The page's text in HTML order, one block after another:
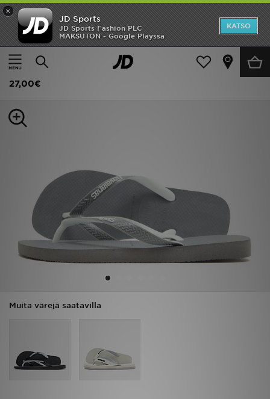
×
JD Sports
JD Sports Fashion PLC
MAKSUTON - Google Playssä
KATSO
Etusivu
Miehet Miesten kengät Sandaalit
Havaianas Top Mix -varvassandaalit Miehet
27,00€
Muita värejä saatavilla
Etusivu
ALE
Miehet
Tuotemerkit
Inspiroidu
Minun JD